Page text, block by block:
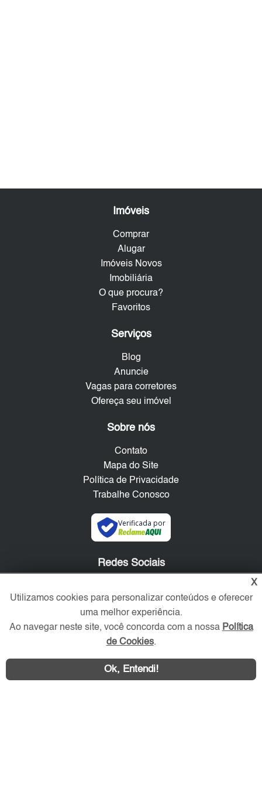
Imóveis
Comprar
Alugar
Imóveis Novos
Imobiliária
O que procura?
Favoritos
Serviços
Blog
Anuncie
Vagas para corretores
Ofereça seu imóvel
Sobre nós
Contato
Mapa do Site
Política de Privacidade
Trabalhe Conosco
Verificada por
Redes Sociais
Área exclusiva aos anunciantes,
X
Utilizamos cookies para personalizar conteúdos e oferecer
uma melhor experiência.
Ao navegar neste site, você concorda com a nossa Política
de Cookies.
Ok, Entendi!